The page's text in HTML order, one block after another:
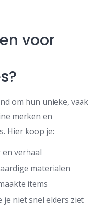
voor
om hun unieke, vaak
merken en
Hier koop je:
en verhaal
materialen
items
je niet snel elders ziet